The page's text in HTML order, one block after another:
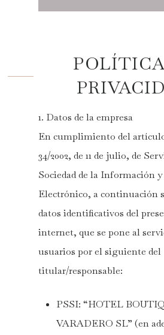
1. Datos de la empresa
En cumplimiento del
34/2002, de 11 de julio, de
Sociedad de la Información
Electrónico, a continuación
datos identificativos del
internet, que se pone al
usuarios por el siguiente del
titular/responsable:
PSSI: “HOTEL
VARADERO SL” (en